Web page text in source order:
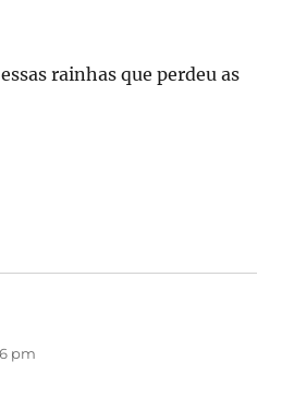
rainhas que perdeu as
pm